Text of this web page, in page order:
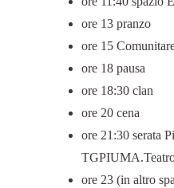
ore 13 pranzo
ore 15
ore 18 pausa
ore 18:30 clan
ore 20 cena
ore 21:30 serata
ore 23 (in altro